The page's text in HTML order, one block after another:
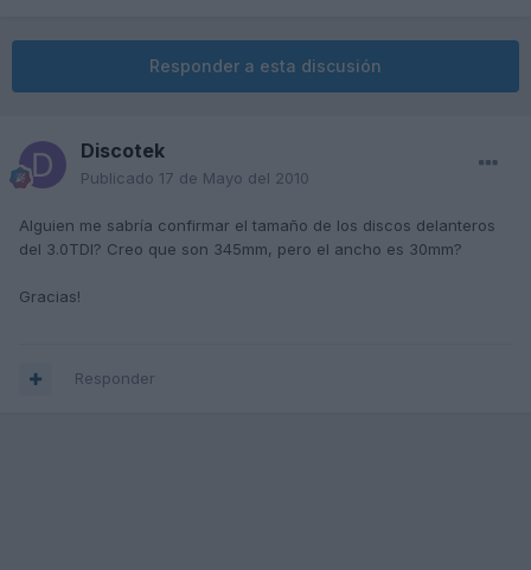
Responder a esta discusión
Discotek
Publicado 17 de Mayo del 2010
Alguien me sabría confirmar el tamaño de los discos delanteros
del 3.0TDI? Creo que son 345mm, pero el ancho es 30mm?
Gracias!
Responder